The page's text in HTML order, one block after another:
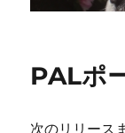
PALポ
次のリリース